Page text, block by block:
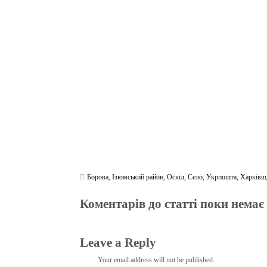
Борова,Ізюмський район,Оскіл,Село,Укрпошта,
Коментарів до статті поки немає
Leave a Reply
Your email address will not be published.